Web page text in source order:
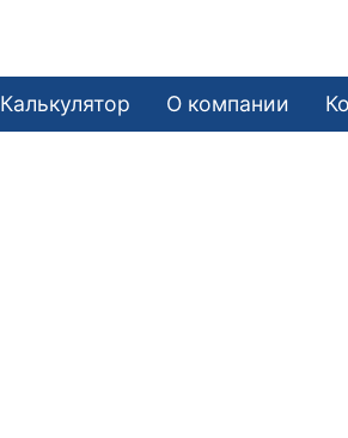
Калькулятор О компании